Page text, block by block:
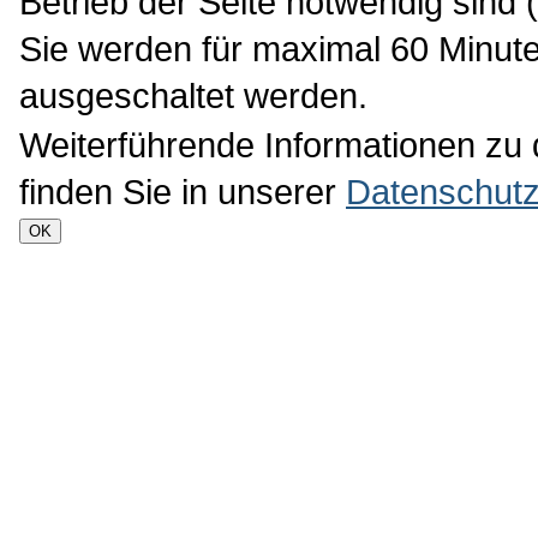
Sie werden für maximal 60
ausgeschaltet werden.
Weiterführende Informationen
finden Sie in unserer
OK